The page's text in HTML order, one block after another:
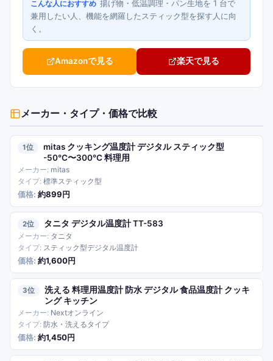
こんな人におすすめ 揚げ物・低温調理・パン生地を 1 台で
兼用したい人、機能を網羅したスティック型を探す人に向
く。
Amazonで見る 楽天で見る
メーカー・タイプ・価格で比較
1
mitas クッキング温度計 デジタル スティック型
-50℃〜300℃ 料理用
mitas
標準スティック型
約899円
2 タニタ デジタル温度計 TT-583
タニタ
スティック型デジタル温度計
約1,600円
3
洗える 料理用温度計 防水 デジタル 食品温度計 クッキ
ング キッチン
Nextオンライン
防水・洗えるタイプ
約1,450円